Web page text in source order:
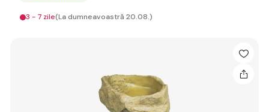
3 - 7 zile(La dumneavoastră 20.08.)